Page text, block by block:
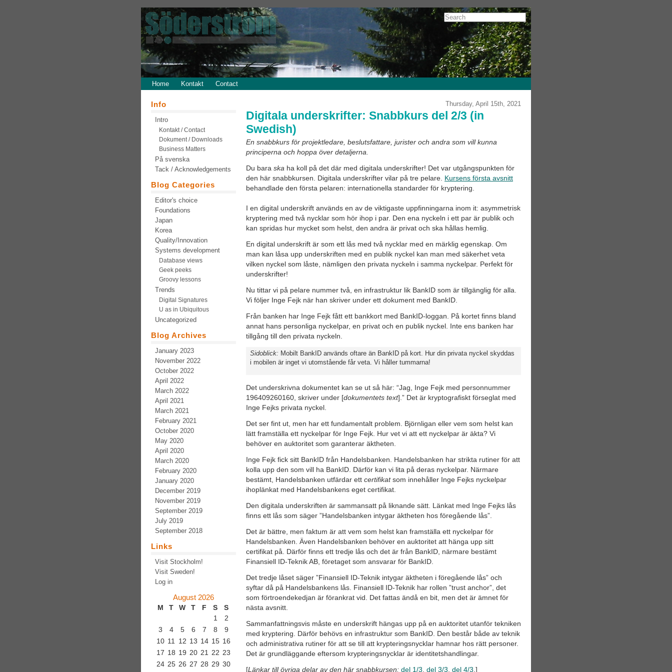
Home Kontakt Contact
Thursday, April 15th, 2021
Digitala underskrifter: Snabbkurs del 2/3 (in
Swedish)
En snabbkurs för projektledare, beslutsfattare, jurister och andra som vill kunna
principerna och hoppa över detaljerna.
Du bara ska ha koll på det där med digitala underskrifter! Det var utgångspunkten för
den här snabbkursen. Digitala underskrifter vilar på tre pelare. Kursens första avsnitt
behandlade den första pelaren: internationella standarder för kryptering.
I en digital underskrift används en av de viktigaste uppfinningarna inom it: asymmetrisk
kryptering med två nycklar som hör ihop i par. Den ena nyckeln i ett par är publik och
kan spridas hur mycket som helst, den andra är privat och ska hållas hemlig.
En digital underskrift är som ett lås med två nycklar med en märklig egenskap. Om
man kan låsa upp underskriften med en publik nyckel kan man med säkerhet veta
vilken nyckel som låste, nämligen den privata nyckeln i samma nyckelpar. Perfekt för
underskrifter!
Nu tittar vi på pelare nummer två, en infrastruktur lik BankID som är tillgänglig för alla.
Vi följer Inge Fejk när han skriver under ett dokument med BankID.
Från banken har Inge Fejk fått ett bankkort med BankID-loggan. På kortet finns bland
annat hans personliga nyckelpar, en privat och en publik nyckel. Inte ens banken har
tillgång till den privata nyckeln.
Sidoblick: Mobilt BankID används oftare än BankID på kort. Hur din privata nyckel skyddas
i mobilen är inget vi utomstående får veta. Vi håller tummarna!
Det underskrivna dokumentet kan se ut så här: “Jag, Inge Fejk med personnummer
196409260160, skriver under [dokumentets text].” Det är kryptografiskt förseglat med
Inge Fejks privata nyckel.
Det ser fint ut, men har ett fundamentalt problem. Björnligan eller vem som helst kan
lätt framställa ett nyckelpar för Inge Fejk. Hur vet vi att ett nyckelpar är äkta? Vi
behöver en auktoritet som garanterar äktheten.
Inge Fejk fick sitt BankID från Handelsbanken. Handelsbanken har strikta rutiner för att
kolla upp den som vill ha BankID. Därför kan vi lita på deras nyckelpar. Närmare
bestämt, Handelsbanken utfärdar ett certifikatsom innehåller Inge Fejks nyckelpar
ihoplänkat med Handelsbankens eget certifikat.
Den digitala underskriften är sammansatt på liknande sätt. Länkat med Inge Fejks lås
finns ett lås som säger ”Handelsbanken intygar äktheten hos föregående lås”.
Det är bättre, men faktum är att vem som helst kan framställa ett nyckelpar för
Handelsbanken. Även Handelsbanken behöver en auktoritet att hänga upp sitt
certifikat på. Därför finns ett tredje lås och det är från BankID, närmare bestämt
Finansiell ID-Teknik AB, företaget som ansvarar för BankID.
Det tredje låset säger ”Finansiell ID-Teknik intygar äktheten i föregående lås” och
syftar då på Handelsbankens lås. Finansiell ID-Teknik har rollen ”trust anchor”, det
som förtroendekedjan är förankrat vid. Det fattas ändå en bit, men det är ämnet för
nästa avsnitt.
Sammanfattningsvis måste en underskrift hängas upp på en auktoritet utanför tekniken
med kryptering. Därför behövs en infrastruktur som BankID. Den består både av teknik
och administrativa rutiner för att se till att krypteringsnycklar hamnar hos rätt personer.
Det är grundläggande eftersom krypteringsnycklar är identitetshandlingar.
[Länkar till övriga delar av den här snabbkursen: del 1/3 del 3/3 del 4/3 .]
Info
Intro
Kontakt / Contact
Dokument / Downloads
Business Matters
På svenska
Tack / Acknowledgements
Blog Categories
Editor's choice
Foundations
Japan
Korea
Quality/Innovation
Systems development
Database views
Geek peeks
Groovy lessons
Trends
Digital Signatures
U as in Ubiquitous
Uncategorized
Blog Archives
January 2023
November 2022
October 2022
April 2022
March 2022
April 2021
March 2021
February 2021
October 2020
May 2020
April 2020
March 2020
February 2020
January 2020
December 2019
November 2019
September 2019
July 2019
September 2018
Links
Visit Stockholm!
Visit Sweden!
Log in
August 2026
M T W T F S
S
1
2
3
4 5 6 7 8
9
10 11 12 13 14 15 16
17 18 19 20 21 22 23
24 25 26 27 28 29 30